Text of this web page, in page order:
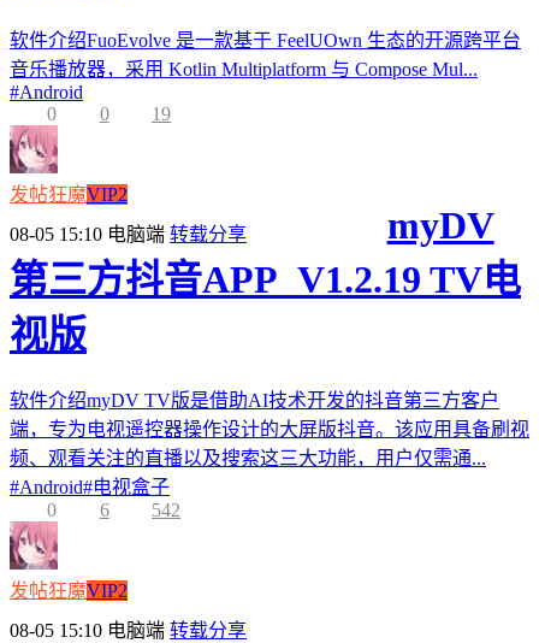
软件介绍FuoEvolve 是一款基于 FeelUOwn 生态的开源跨平台
音乐播放器，采用 Kotlin Multiplatform 与 Compose Mul...
#Android
0
0 19
发帖狂魔VIP2
08-05 15:10 电脑端 转载分享
myDV
第三方抖音APP_V1.2.19 TV电
视版
软件介绍myDV TV版是借助AI技术开发的抖音第三方客户
端，专为电视遥控器操作设计的大屏版抖音。该应用具备刷视
频、观看关注的直播以及搜索这三大功能，用户仅需通...
#Android#电视盒子
0
6 542
发帖狂魔VIP2
08-05 15:10 电脑端 转载分享